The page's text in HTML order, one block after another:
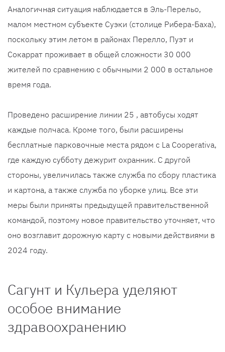
Аналогичная ситуация наблюдается в Эль-Перельо,
малом местном субъекте Суэки (столице Рибера-Баха),
поскольку этим летом в районах Перелло, Пуэт и
Сокаррат проживает в общей сложности 30 000
жителей по сравнению с обычными 2 000 в остальное
время года.
Проведено расширение линии 25 , автобусы ходят
каждые полчаса. Кроме того, были расширены
бесплатные парковочные места рядом с La Cooperativa,
где каждую субботу дежурит охранник. С другой
стороны, увеличилась также служба по сбору пластика
и картона, а также служба по уборке улиц. Все эти
меры были приняты предыдущей правительственной
командой, поэтому новое правительство уточняет, что
оно возглавит дорожную карту с новыми действиями в
2024 году.
Сагунт и Кульера уделяют
особое внимание
здравоохранению